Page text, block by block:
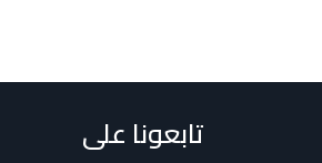
تابعونا على